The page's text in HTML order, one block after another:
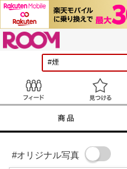
商品
#オリジナル写真